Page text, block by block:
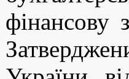
фінансову